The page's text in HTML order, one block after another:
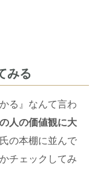
みる
る』なんて言わ
人の価値観に大
の本棚に並んで
チェックしてみ